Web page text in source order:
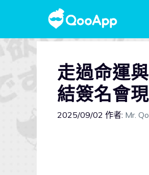
走過命運
結簽名會
2025/09/02 作者: Mr.